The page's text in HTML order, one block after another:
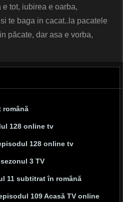
tot, iubirea e oarba,
te baga in cacat..la pacatele
păcate, dar asa e vorba,
română
128 online tv
128 online tv
3 TV
11 subtitrat în română
109 Acasă TV online